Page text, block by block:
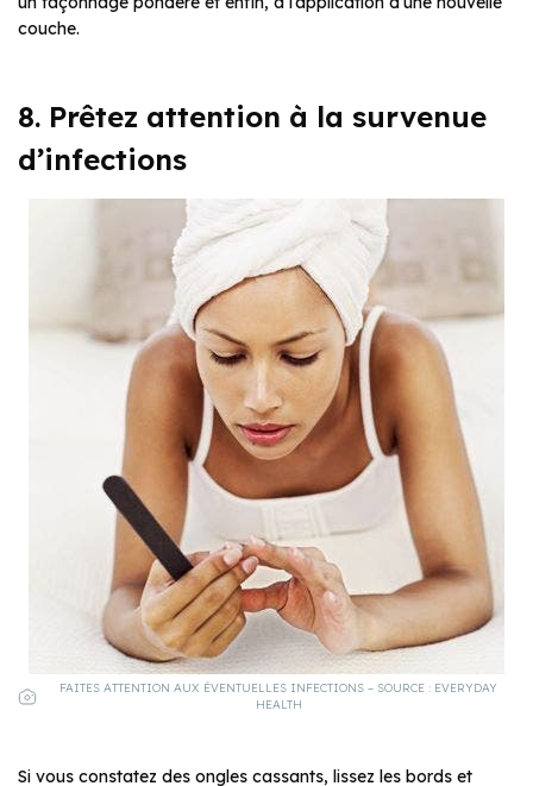
couche.
8. Prêtez attention à la survenue
d’infections
FAITES ATTENTION AUX ÉVENTUELLES INFECTIONS – SOURCE : EVERYDAY
HEALTH
Si vous constatez des ongles cassants, lissez les bords et